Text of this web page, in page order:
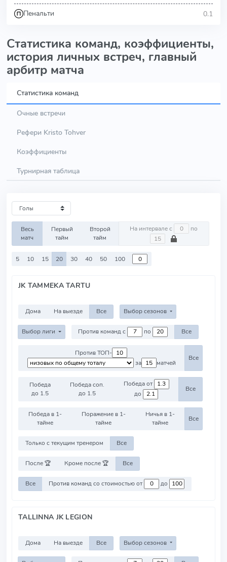
Пенальти 0.1
Статистика команд, коэффициенты,
история личных встреч, главный
арбитр матча
Статистика команд
Очные встречи
Рефери Kristo Tohver
Коэффициенты
Турнирная таблица
Весь
матч
Первый
тайм
Второй
тайм
На интервале с по
5 10 15 20 30 40 50 100
JK TAMMEKA TARTU
Дома На выезде Все Выбор сезонов
Выбор лиги Против команд с по Все
Против ТОП-
за
матчей
Все
Победа
до 1.5
Победа соп.
до 1.5
Победа от
до
Все
Победа в 1-
тайме
Поражение в 1-
тайме
Ничья в 1-
тайме
Все
Только с текущим тренером Все
После 🏆 Кроме после 🏆 Все
Все Против команд со стоимостью от до
TALLINNA JK LEGION
Дома На выезде Все Выбор сезонов